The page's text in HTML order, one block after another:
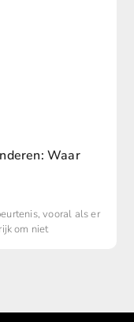
Waar
vooral als er
om niet